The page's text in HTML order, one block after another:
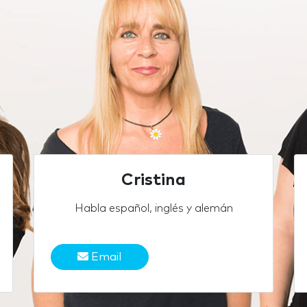
Cristina
Habla español, inglés y alemán
Email